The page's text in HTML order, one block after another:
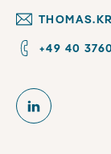
+49 40